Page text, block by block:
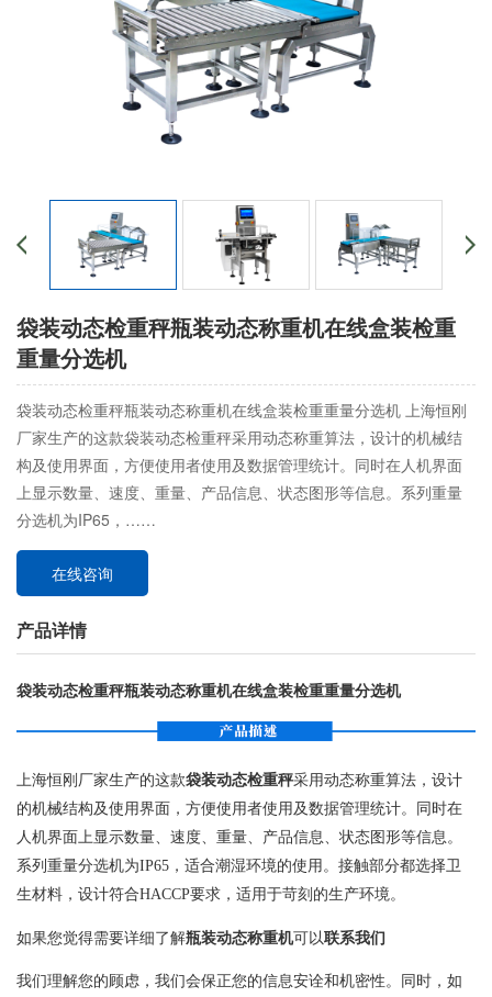
袋装动态检重秤瓶装动态称重机在线盒装检重
重量分选机
袋装动态检重秤瓶装动态称重机在线盒装检重重量分选机 上海恒刚
厂家生产的这款袋装动态检重秤采用动态称重算法，设计的机械结
构及使用界面，方便使用者使用及数据管理统计。同时在人机界面
上显示数量、速度、重量、产品信息、状态图形等信息。系列重量
分选机为IP65，……
在线咨询
产品详情
袋装动态检重秤瓶装动态称重机在线盒装检重重量分选机
上海恒刚厂家生产的这款袋装动态检重秤采用动态称重算法，设计
的机械结构及使用界面，方便使用者使用及数据管理统计。同时在
人机界面上显示数量、速度、重量、产品信息、状态图形等信息。
系列重量分选机为IP65，适合潮湿环境的使用。接触部分都选择卫
生材料，设计符合HACCP要求，适用于苛刻的生产环境。
如果您觉得需要详细了解瓶装动态称重机可以联系我们
我们理解您的顾虑，我们会保正您的信息安诠和机密性。同时，如